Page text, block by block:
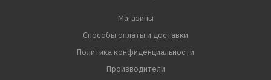
Магазины
Способы оплаты и доставки
Политика конфиденциальности
Производители